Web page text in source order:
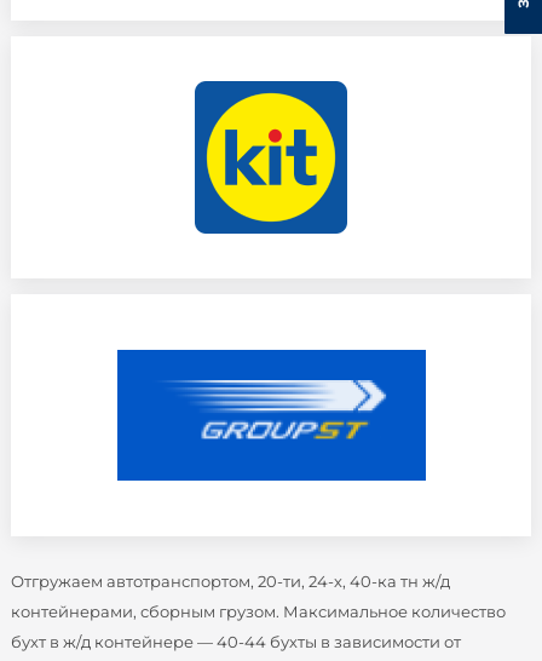
Отгружаем автотранспортом, 20-ти, 24-х, 40-ка тн ж/д
контейнерами, сборным грузом. Максимальное количество
бухт в ж/д контейнере — 40-44 бухты в зависимости от